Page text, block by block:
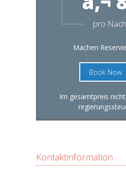
pro
Machen
Book Now
Im gesamtpreis
Kontaktinformation